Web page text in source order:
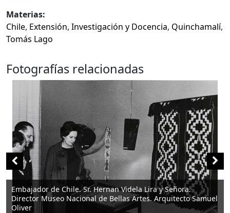
Materias:
Chile, Extensión, Investigación y Docencia, Quinchamalí,
Tomás Lago
Fotografías relacionadas
Chile. Sr. Hernan Videla Lira y Señora.
Nacional de Bellas Artes. Arquitecto Samuel
Director